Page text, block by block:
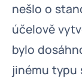
nešlo o
účelově
bylo
jinému typu